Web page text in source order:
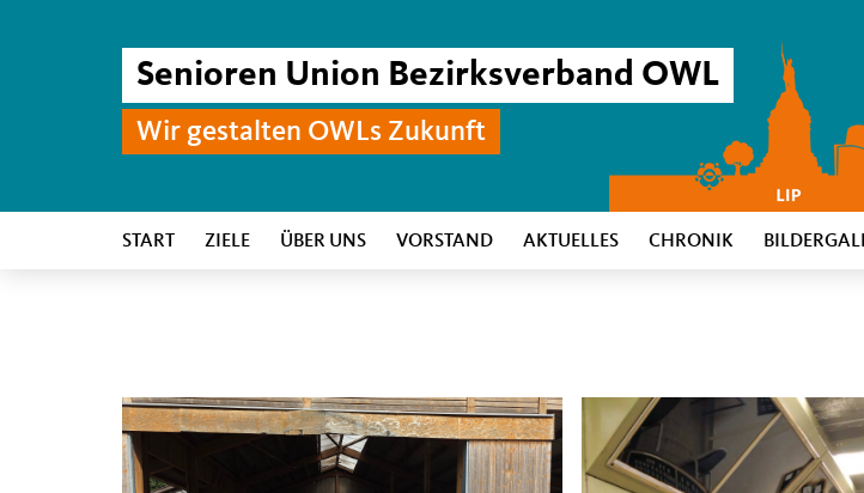
Senioren Union Bezirksverband OWL
Wir gestalten OWLs Zukunft
START ZIELE ÜBER UNS VORSTAND AKTUELLES CHRONIK